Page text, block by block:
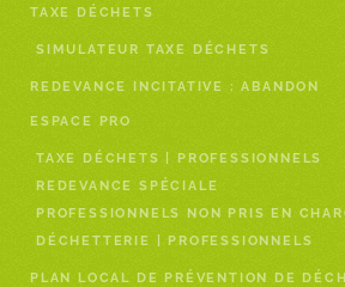
TAXE DÉCHETS
SIMULATEUR TAXE DÉCHETS
REDEVANCE INCITATIVE : ABANDON
ESPACE PRO
TAXE DÉCHETS | PROFESSIONNELS
REDEVANCE SPÉCIALE
PROFESSIONNELS NON PRIS EN
DÉCHETTERIE | PROFESSIONNELS
PLAN LOCAL DE PRÉVENTION DE